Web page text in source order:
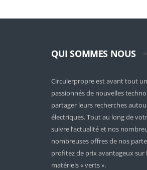
QUI SOMMES NOUS
Circulerpropre est avant tout
passionnés de nouvelles
partager leurs recherches
électriques. Tout au long de
suivre l’actualité et nos
nombreuses offres de nos
profitez de prix avantageux sur
matériels « verts ».